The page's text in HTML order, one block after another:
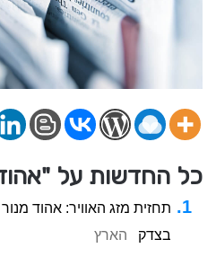
כל החדשות על
תחזית מזג האוויר: אהוד
בצדק
הארץ